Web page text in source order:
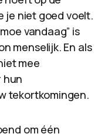
je niet goed voelt.
vandaag” is
menselijk. En als
mee
hun
tekortkomingen.
om één